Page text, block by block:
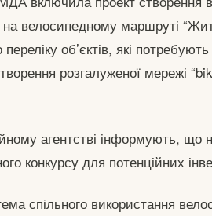
велосипедному маршруті
об’єктів, які
розгалуженої мережі
агентстві інформують, що
конкурсу для потенційних
спільного використання